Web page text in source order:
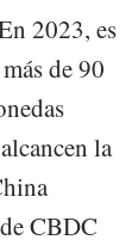
2023, es
de 90
la
CBDC